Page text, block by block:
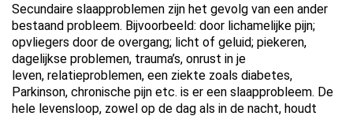
Secundaire slaapproblemen zijn het gevolg van een ander
bestaand probleem. Bijvoorbeeld: door lichamelijke pijn;
opvliegers door de overgang; licht of geluid; piekeren,
dagelijkse problemen, trauma’s, onrust in je
leven, relatieproblemen, een ziekte zoals diabetes,
Parkinson, chronische pijn etc. is er een slaapprobleem. De
hele levensloop, zowel op de dag als in de nacht, houdt